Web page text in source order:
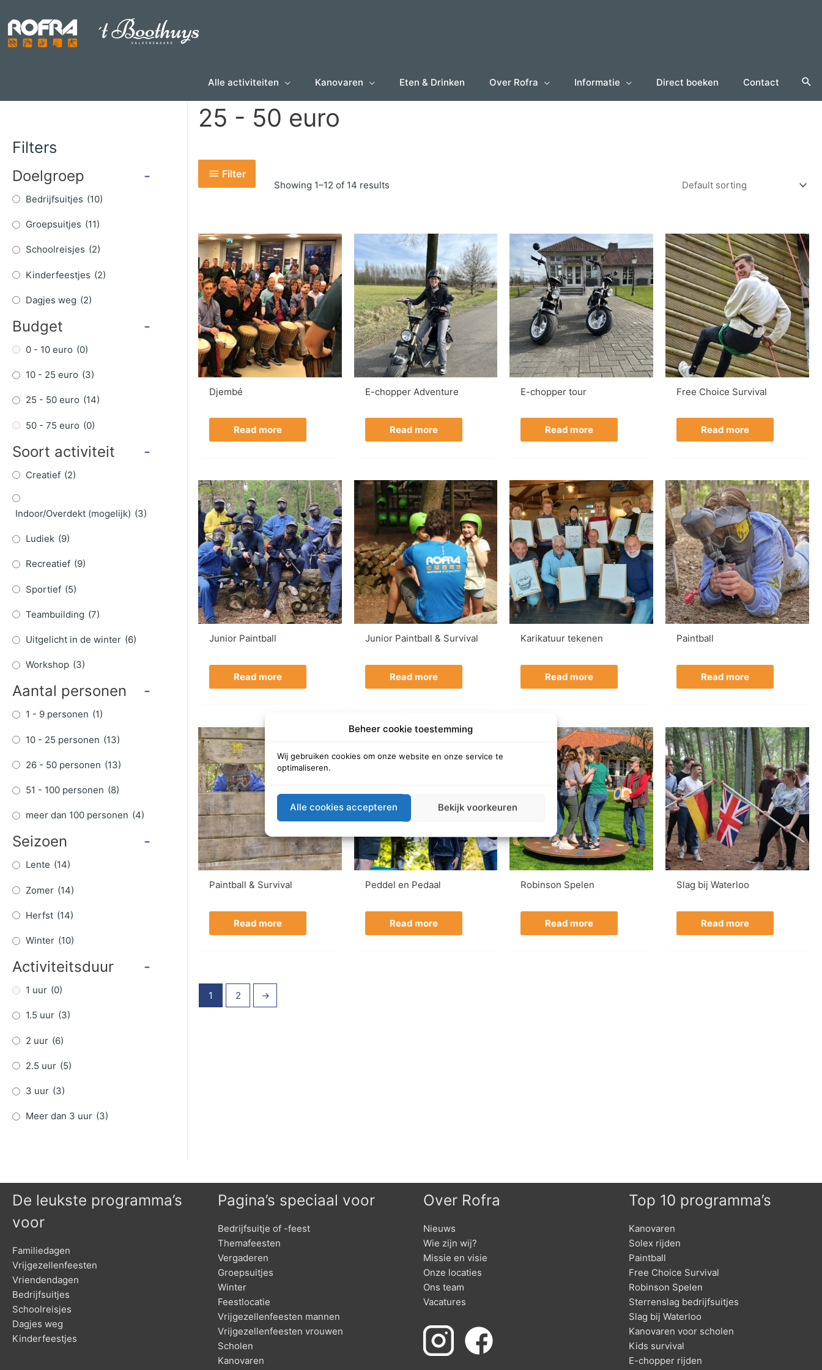
Beheer cookie toestemming
Wij gebruiken cookies om onze website en onze service te
optimaliseren.
Alle cookies accepteren Bekijk voorkeuren
content
Alle activiteiten Kanovaren Eten & Drinken Over Rofra Informatie Direct boeken Contact
Filters
Doelgroep -
Bedrijfsuitjes (10)
Groepsuitjes (11)
Schoolreisjes (2)
Kinderfeestjes (2)
Dagjes weg (2)
Budget -
0 - 10 euro (0)
10 - 25 euro (3)
25 - 50 euro (14)
50 - 75 euro (0)
Soort activiteit -
Creatief (2)
Indoor/Overdekt (mogelijk) (3)
Ludiek (9)
Recreatief (9)
Sportief (5)
Teambuilding (7)
Uitgelicht in de winter (6)
Workshop (3)
Aantal personen -
1 - 9 personen (1)
10 - 25 personen (13)
26 - 50 personen (13)
51 - 100 personen (8)
meer dan 100 personen (4)
Seizoen -
Lente (14)
Zomer (14)
Herfst (14)
Winter (10)
Activiteitsduur -
1 uur (0)
1.5 uur (3)
2 uur (6)
2.5 uur (5)
3 uur (3)
Meer dan 3 uur (3)
25 - 50 euro
Filter
Showing 1–12 of 14 results
Djembé
Read more
E-chopper Adventure
Read more
E-chopper tour
Read more
Free Choice Survival
Read more
Junior Paintball
Read more
Junior Paintball & Survival
Read more
Karikatuur tekenen
Read more
Paintball
Read more
Paintball & Survival
Read more
Peddel en Pedaal
Read more
Robinson Spelen
Read more
Slag bij Waterloo
Read more
1 2 →
De leukste programma’s
voor
Familiedagen
Vrijgezellenfeesten
Vriendendagen
Bedrijfsuitjes
Schoolreisjes
Dagjes weg
Kinderfeestjes
Pagina’s speciaal voor
Bedrijfsuitje of -feest
Themafeesten
Vergaderen
Groepsuitjes
Winter
Feestlocatie
Vrijgezellenfeesten mannen
Vrijgezellenfeesten vrouwen
Scholen
Kanovaren
Over Rofra
Nieuws
Wie zijn wij?
Missie en visie
Onze locaties
Ons team
Vacatures
Top 10 programma’s
Kanovaren
Solex rijden
Paintball
Free Choice Survival
Robinson Spelen
Sterrenslag bedrijfsuitjes
Slag bij Waterloo
Kanovaren voor scholen
Kids survival
E-chopper rijden